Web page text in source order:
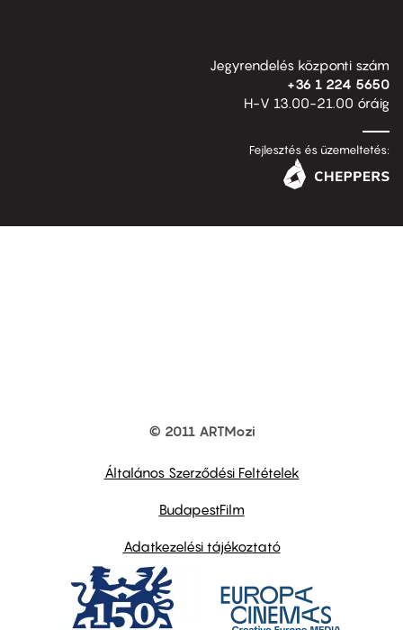
Jegyrendelés központi szám
+36 1 224 5650
H-V 13.00-21.00 óráig
Fejlesztés és üzemeltetés:
© 2011 ARTMozi
Általános Szerződési Feltételek
BudapestFilm
Adatkezelési tájékoztató